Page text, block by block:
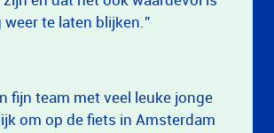
te laten blijken.”
fijn team met veel leuke jonge
om op de fiets in Amsterdam